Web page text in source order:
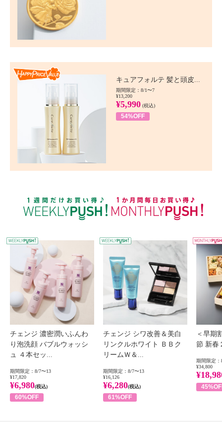
キュアフォルテ 髪と頭皮...
期間限定：8/1〜7
¥13,200
¥5,990 (税込)
54%OFF
WEEKLY PUSH
チェンジ 濃密潤いふんわ
り泡洗顔 バブルウォッシ
ュ ４本セッ...
期間限定：8/7〜13
¥17,820
¥6,980(税込)
60%OFF
チェンジ シワ改善＆美白
リンクルホワイト ＢＢク
リームＷ＆...
期間限定：8/7〜13
¥16,126
¥6,280(税込)
61%OFF
＜早期
節 新春
期間限定：
¥34,800